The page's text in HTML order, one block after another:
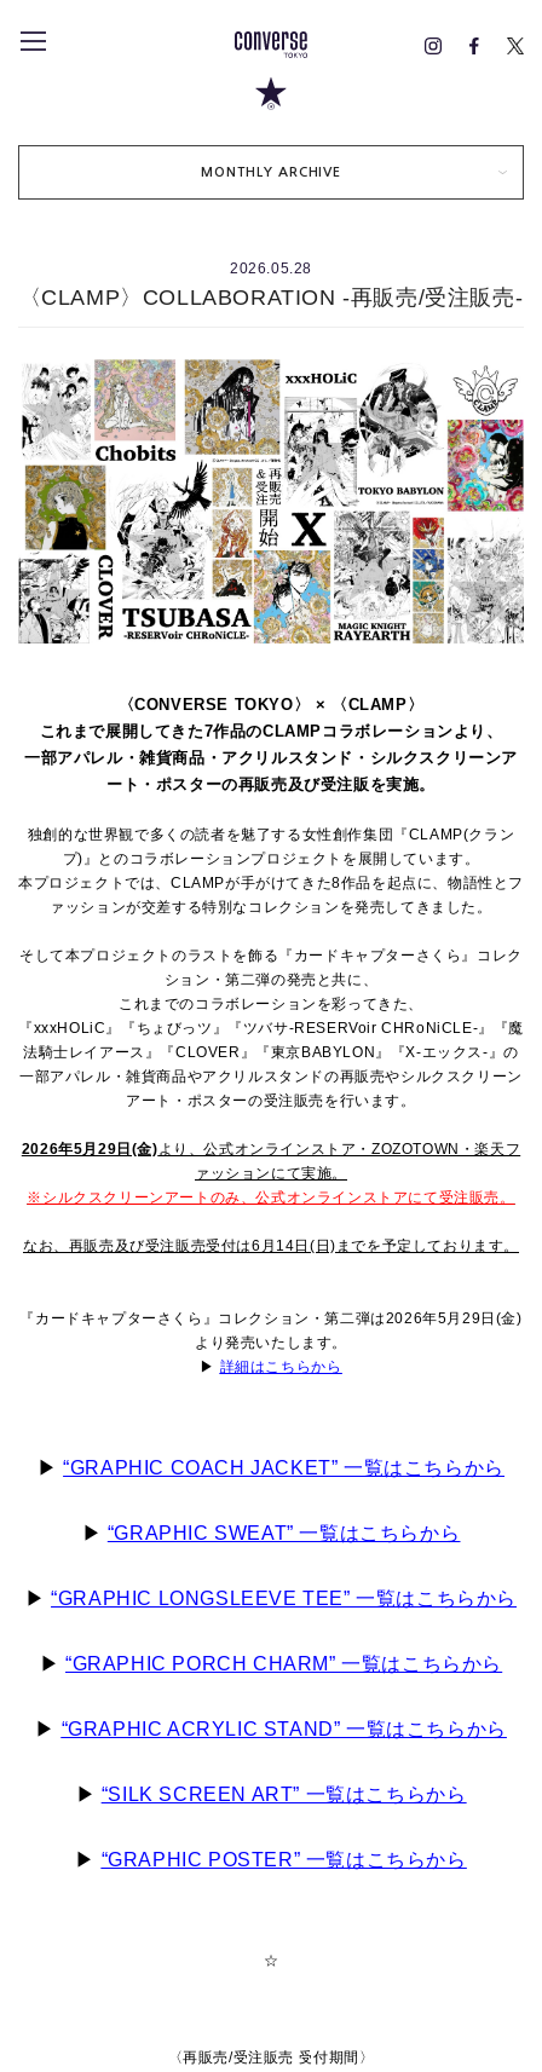
MONTHLY ARCHIVE
2026.05.28
〈CLAMP〉COLLABORATION -再販売/受注販売-
〈CONVERSE TOKYO〉 × 〈CLAMP〉
これまで展開してきた7作品のCLAMPコラボレーションより、
一部アパレル・雑貨商品・アクリルスタンド・シルクスクリーンア
ート・ポスターの再販売及び受注販を実施。
独創的な世界観で多くの読者を魅了する女性創作集団『CLAMP(クラン
プ)』とのコラボレーションプロジェクトを展開しています。
本プロジェクトでは、CLAMPが手がけてきた8作品を起点に、物語性とフ
ァッションが交差する特別なコレクションを発売してきました。
そして本プロジェクトのラストを飾る『カードキャプターさくら』コレク
ション・第二弾の発売と共に、
これまでのコラボレーションを彩ってきた、
『xxxHOLiC』『ちょびっツ』『ツバサ-RESERVoir CHRoNiCLE-』『魔
法騎士レイアース』『CLOVER』『東京BABYLON』『X-エックス-』の
一部アパレル・雑貨商品やアクリルスタンドの再販売やシルクスクリーン
アート・ポスターの受注販売を行います。
2026年5月29日(金)より、公式オンラインストア・ZOZOTOWN・楽天フ
ァッションにて実施。
※シルクスクリーンアートのみ、公式オンラインストアにて受注販売。
なお、再販売及び受注販売受付は6月14日(日)までを予定しております。
『カードキャプターさくら』コレクション・第二弾は2026年5月29日(金)
より発売いたします。
▶ 詳細はこちらから
▶“GRAPHIC COACH JACKET” 一覧はこちらから
▶ “GRAPHIC SWEAT” 一覧はこちらから
▶“GRAPHIC LONGSLEEVE TEE” 一覧はこちらから
▶“GRAPHIC PORCH CHARM” 一覧はこちらから
▶ “GRAPHIC ACRYLIC STAND” 一覧はこちらから
▶ “SILK SCREEN ART” 一覧はこちらから
▶ “GRAPHIC POSTER” 一覧はこちらから
☆
〈再販売/受注販売 受付期間〉